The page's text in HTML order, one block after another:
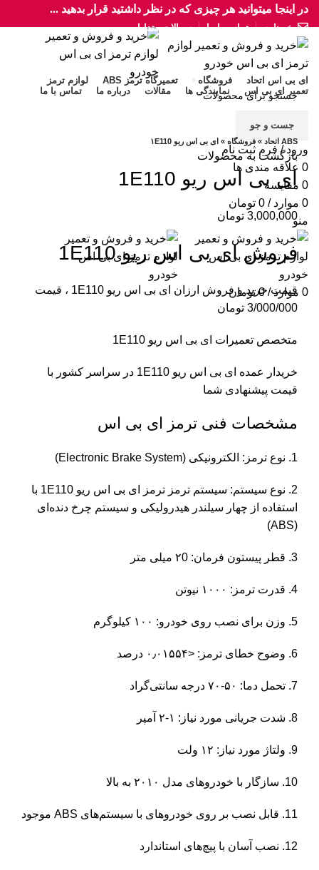
در اینجا میتوانید هر چیزی که در نظر داشتید قرار بدهید ...
خبرنامه تماس با ما سوالات متداول
جست و جو
ورود / فرم ثبت نام
0 علاقه مندی ها
0 مقایسه
0 موارد /
0 تومان
منو
0 موارد /
0 تومان
ای بی اس اتحاد فروشگاه تعمیرگاه ترمز ABS
لوازم ترمز
تعمیر ای بی اس
نمایندگی ها مقالات درباره ما تماس با ما
برای بزرگنمایی کلیک کنید
ABS اتحاد » فروشگاه » ای بی اس ریو ۱E110
بازگشت به محصولات
ای بی اس ریو 1E110
3,000,000 تومان
فروش ای بی اس ریو 1E110
قیمت خرید و فروش ارزان ای بی اس ریو 1E110 ، قیمت
3/000/000 تومان
متخصص تعمیرات ای بی اس ریو 1E110
خریدار عمده ای بی اس ریو 1E110 در سراسر کشور با
قیمت پیشنهادی شما
مشخصات فنی ترمز ای بی اس
1. نوع ترمز: الکترونیکی (Electronic Brake System)
2. نوع سیستم: سیستم ترمز ترمز ای بی اس ریو 1E110 با
استفاده از چهار سیلندر هیدرولیکی و سیستم چرخ دنده‌ای
(ABS)
3. قطر پیستون فرمان: ۲0 میلی متر
4. قدرت ترمز: ۱۰۰۰ نیوتن
5. وزن برای نصب روی خودرو: ۱۰۰ کیلوگرم
6. وضوح خطای ترمز: <۰٫۰۱۵۵۴ درصد
7. تحمل دما: ۵۰-۷۰ درجه سانتی‌گراد
8. شدت جریانی مورد نیاز: ۱-۲ آمپر
9. ولتاژ مورد نیاز: ۱۲ ولت
10. سازگار با خودروهای مدل ۲۰۱۰ به بالا
11. قابل نصب بر روی خودروهای با سیستم‌های ABS موجود
12. نصب آسان با پیچ‌های استاندارد